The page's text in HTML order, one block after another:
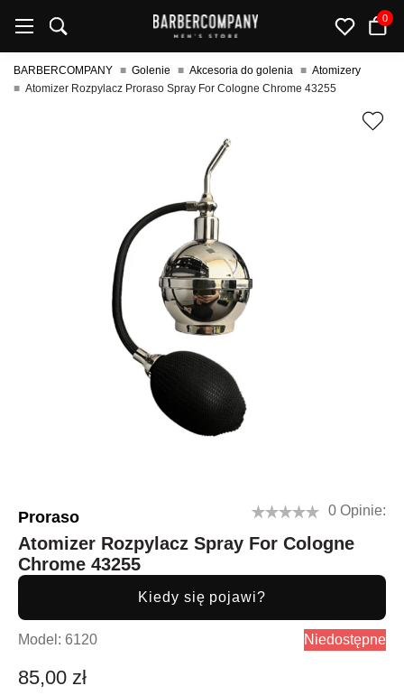
0
BARBERCOMPANY Golenie Akcesoria do golenia
Atomizery
Atomizer Rozpylacz Proraso Spray For Cologne Chrome 43255
Proraso 0 Opinie:
Atomizer Rozpylacz Spray For Cologne
Chrome 43255
Niedostępne
Model: 6120
85,00 zł
Kiedy się pojawi?